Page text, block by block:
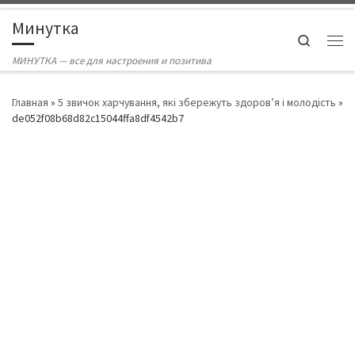
Skip to content
Минутка
МИНУТКА — все для настроения и позитива
Search
Главная » 5 звичок харчування, які збережуть здоров’я і молодість »
de052f08b68d82c15044ffa8df4542b7